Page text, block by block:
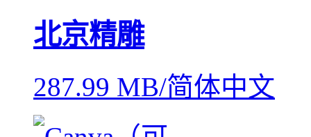
北京精雕
287.99 MB/简体中文